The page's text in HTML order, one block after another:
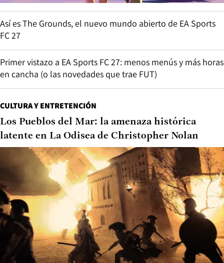
Así es The Grounds, el nuevo mundo abierto de EA Sports
FC 27
Primer vistazo a EA Sports FC 27: menos menús y más horas
en cancha (o las novedades que trae FUT)
CULTURA Y ENTRETENCIÓN
Los Pueblos del Mar: la amenaza histórica
latente en La Odisea de Christopher Nolan